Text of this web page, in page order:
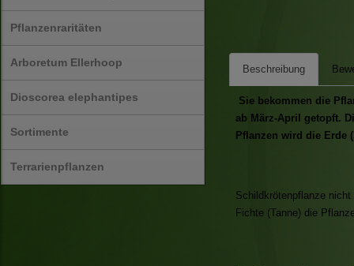
Pflanzenraritäten
Arboretum Ellerhoop
Dioscorea elephantipes
Sortimente
Terrarienpflanzen
Beschreibung
Sie bekommen die
ab März-April getopft.
Pflanzen wird die Erde
Schildkrötenpflanze
Fichte (Tanne) die